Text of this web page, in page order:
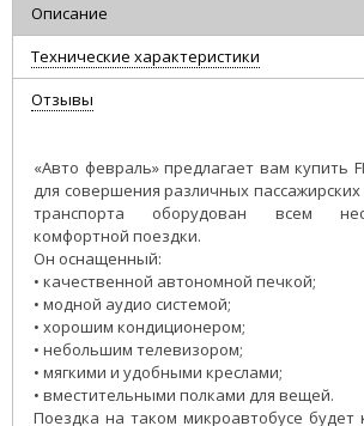
Описание
Технические характеристики
Отзывы
«Авто февраль» предлагает вам купить
для совершения различных
транспорта оборудован всем
комфортной поездки.
Он оснащенный:
• качественной автономной печкой;
• модной аудио системой;
• хорошим кондиционером;
• небольшим телевизором;
• мягкими и удобными креслами;
• вместительными полками для вещей.
Поездка на таком микроавтобусе будет